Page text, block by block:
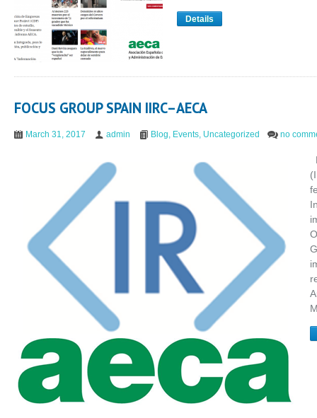
Details
FOCUS GROUP SPAIN IIRC–AECA
March 31, 2017 admin Blog, Events, Uncategorized no